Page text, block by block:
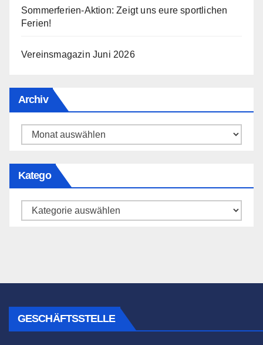
Sommerferien-Aktion: Zeigt uns eure sportlichen
Ferien!
Vereinsmagazin Juni 2026
Archiv
Archiv
Katego
Katego
GESCHÄFTSSTELLE